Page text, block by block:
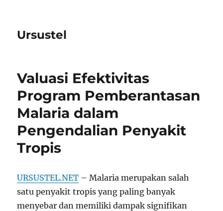
Ursustel
Valuasi Efektivitas
Program Pemberantasan
Malaria dalam
Pengendalian Penyakit
Tropis
URSUSTEL.NET – Malaria merupakan salah
satu penyakit tropis yang paling banyak
menyebar dan memiliki dampak signifikan